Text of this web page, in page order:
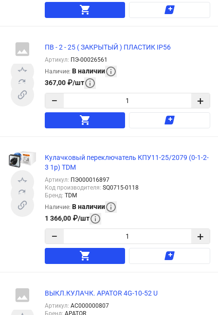
ПВ - 2 - 25 ( ЗАКРЫТЫЙ ) ПЛАСТИК IP56
Артикул: ПЭ-00026561
Наличие: В наличии
367,00 ₽/шт
− +
Кулачковый переключатель КПУ11-25/2079 (0-1-2-
3 1р) TDM
Артикул: ПЭ000016897
Код производителя: SQ0715-0118
Бренд: TDM
Наличие: В наличии
1 366,00 ₽/шт
− +
ВЫКЛ.КУЛАЧК. APATOR 4G-10-52 U
Артикул: АС000000807
Бренд: APATOR